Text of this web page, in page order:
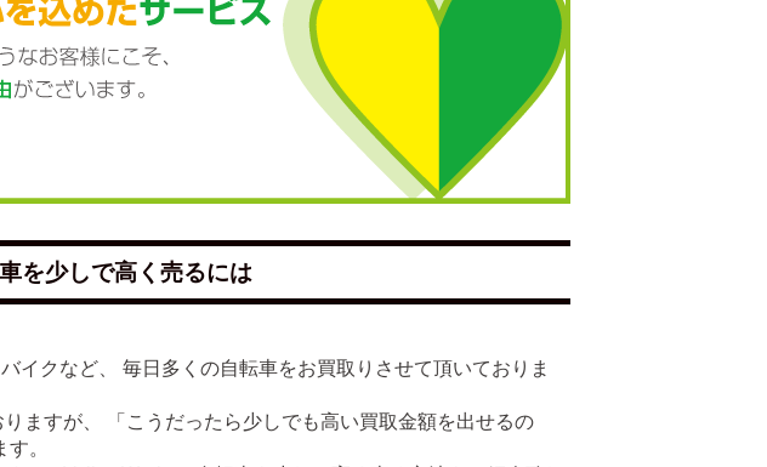
を少しで高く売るには
イクなど、 毎日多くの自転車をお買取りさせて頂いておりま
ますが、 「こうだったら少しでも高い買取金額を出せるの
。